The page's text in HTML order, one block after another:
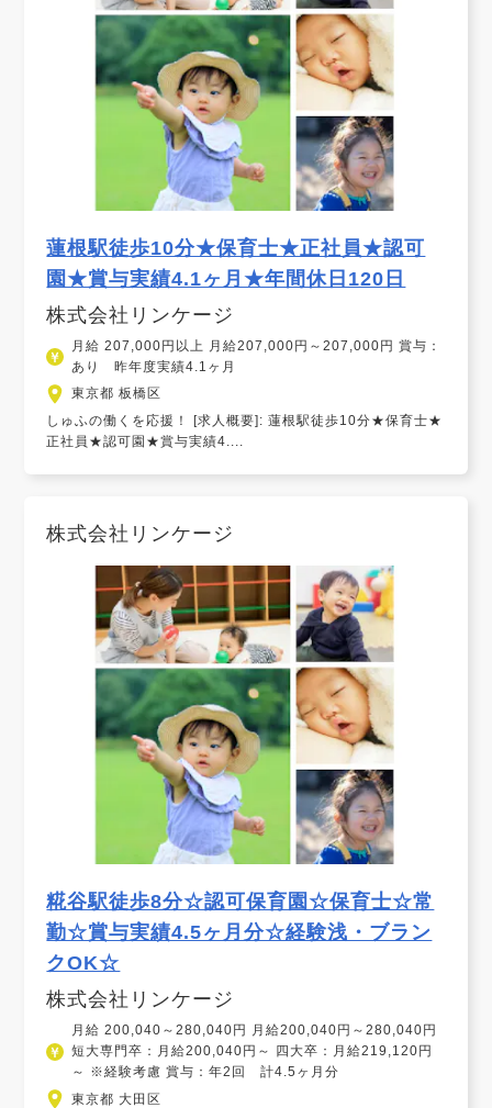
蓮根駅徒歩10分★保育士★正社員★認可
園★賞与実績4.1ヶ月★年間休日120日
株式会社リンケージ
月給 207,000円以上 月給207,000円～207,000円 賞与：
あり 昨年度実績4.1ヶ月
東京都 板橋区
しゅふの働くを応援！ [求人概要]: 蓮根駅徒歩10分★保育士★
正社員★認可園★賞与実績4....
株式会社リンケージ
糀谷駅徒歩8分☆認可保育園☆保育士☆常
勤☆賞与実績4.5ヶ月分☆経験浅・ブラン
クOK☆
株式会社リンケージ
月給 200,040～280,040円 月給200,040円～280,040円
短大専門卒：月給200,040円～ 四大卒：月給219,120円
～ ※経験考慮 賞与：年2回 計4.5ヶ月分
東京都 大田区